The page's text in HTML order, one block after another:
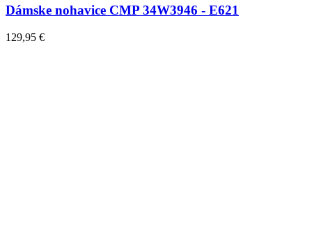
Dámske nohavice CMP 34W3946 - E621
129,95 €